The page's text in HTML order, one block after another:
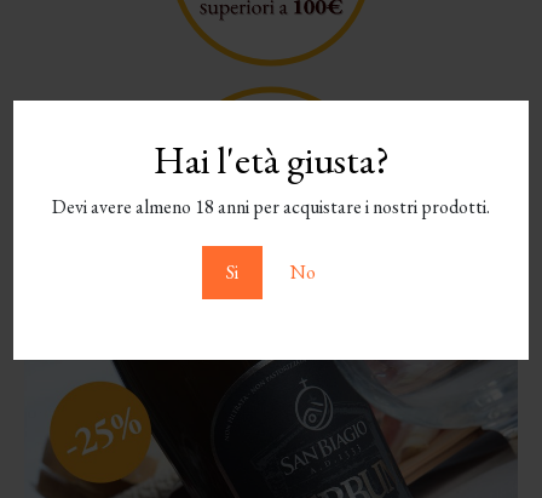
Hai l'età giusta?
Devi avere almeno 18 anni per acquistare i nostri prodotti.
Si No